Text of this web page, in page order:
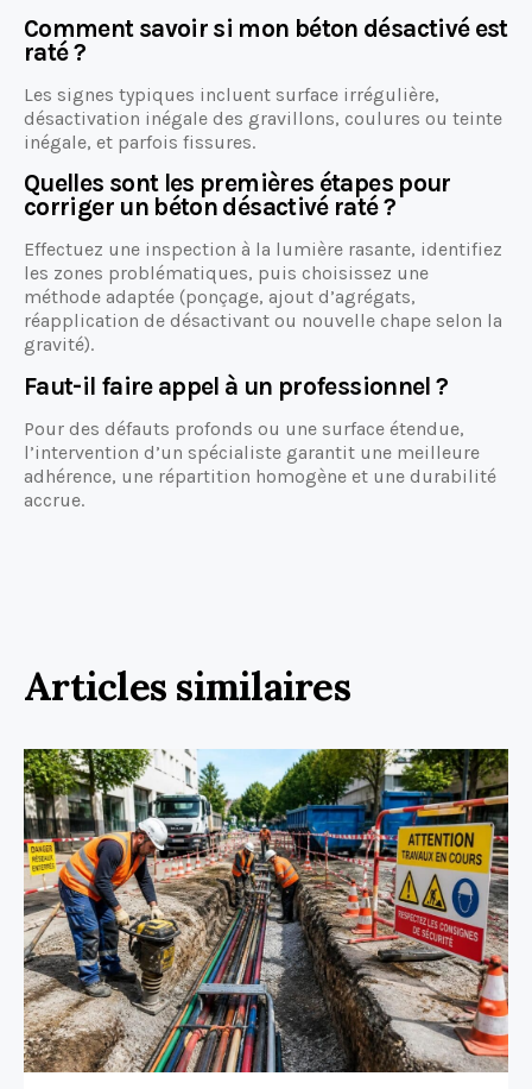
Comment savoir si mon béton désactivé est
raté ?
Les signes typiques incluent surface irrégulière,
désactivation inégale des gravillons, coulures ou teinte
inégale, et parfois fissures.
Quelles sont les premières étapes pour
corriger un béton désactivé raté ?
Effectuez une inspection à la lumière rasante, identifiez
les zones problématiques, puis choisissez une
méthode adaptée (ponçage, ajout d’agrégats,
réapplication de désactivant ou nouvelle chape selon la
gravité).
Faut-il faire appel à un professionnel ?
Pour des défauts profonds ou une surface étendue,
l’intervention d’un spécialiste garantit une meilleure
adhérence, une répartition homogène et une durabilité
accrue.
Articles similaires